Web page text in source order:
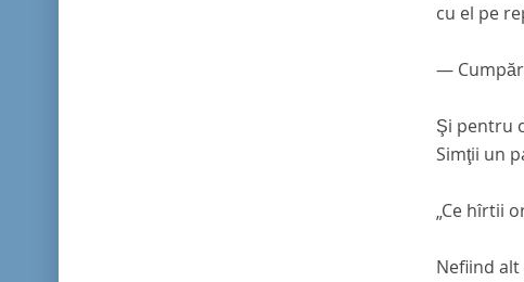
cu el pe
—
Şi pentru
Simţii un
„Ce hîrtii
Nefiind